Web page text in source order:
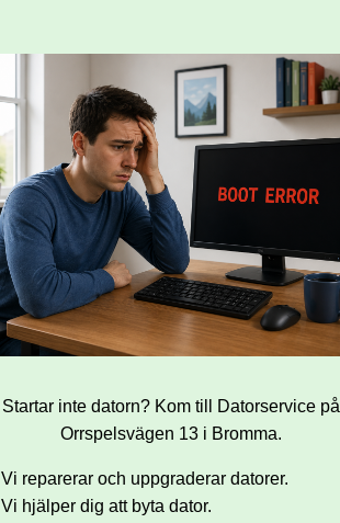
Startar inte datorn? Kom till Datorservice på
Orrspelsvägen 13 i Bromma.
Vi reparerar och uppgraderar datorer.
Vi hjälper dig att byta dator.